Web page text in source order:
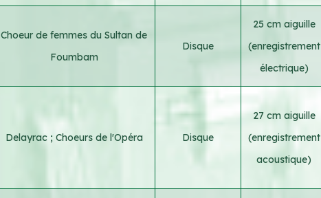
Choeur de femmes du Sultan de
Foumbam
Disque
25 cm aiguille
(enregistrement
électrique)
Delayrac ; Choeurs de l'Opéra Disque
27 cm aiguille
(enregistrement
acoustique)